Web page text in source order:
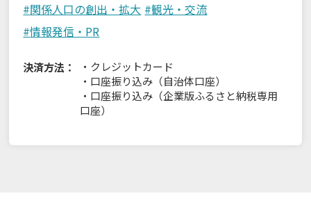
#関係人口の創出・拡大 #観光・交流
#情報発信・PR
決済方法： ・ クレジットカード
・ 口座振り込み（自治体口座）
・ 口座振り込み（企業版ふるさと納税専用
口座）